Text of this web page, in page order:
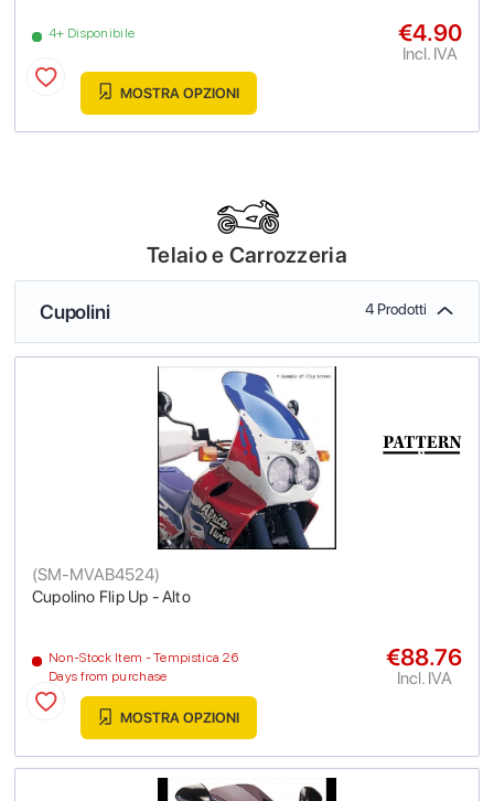
4+ Disponibile €4.90
Incl. IVA
MOSTRA OPZIONI
Telaio e Carrozzeria
Cupolini 4 Prodotti
Cupolino Flip Up - Alto
(SM-MVAB4524)
Non-Stock Item - Tempistica 26
Days from purchase
€88.76
Incl. IVA
MOSTRA OPZIONI